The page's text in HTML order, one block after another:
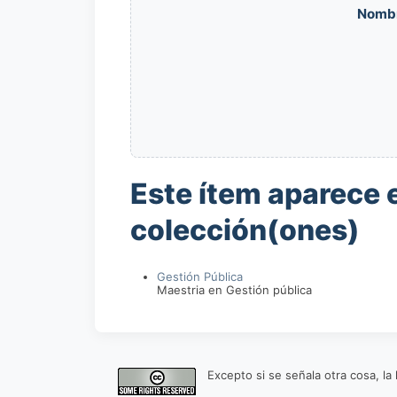
Este ítem
colección(ones)
Gestión Pública
Maestria en Gestión pública
Excepto si se señala otra cosa,